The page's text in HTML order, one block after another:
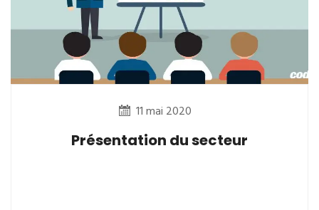
11 mai 2020
Présentation du secteur